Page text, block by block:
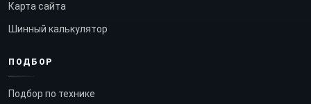
Карта сайта
Шинный калькулятор
ПОДБОР
Подбор по технике